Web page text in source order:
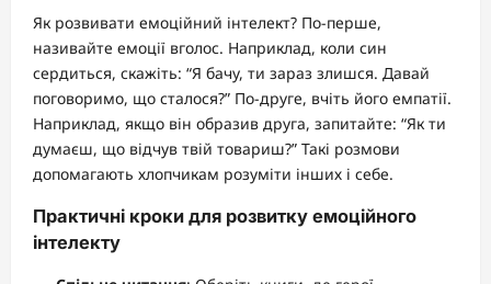
Як розвивати емоційний інтелект? По-перше,
називайте емоції вголос. Наприклад, коли син
сердиться, скажіть: “Я бачу, ти зараз злишся. Давай
поговоримо, що сталося?” По-друге, вчіть його емпатії.
Наприклад, якщо він образив друга, запитайте: “Як ти
думаєш, що відчув твій товариш?” Такі розмови
допомагають хлопчикам розуміти інших і себе.
Практичні кроки для розвитку емоційного
інтелекту